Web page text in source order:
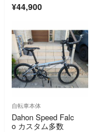
¥44,900
自転車本体
Dahon Speed Falc
o カスタム多数